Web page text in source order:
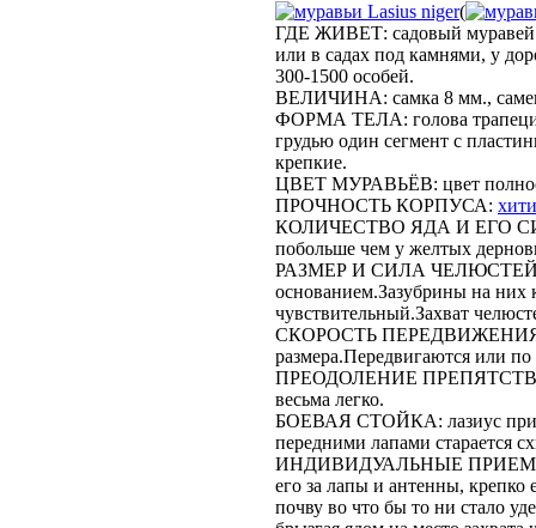
Lasius niger(
ГДЕ ЖИВЕТ: садовый муравей
или в садах под камнями, у
300-1500 особей.
ВЕЛИЧИНА: самка 8 мм.,
ФОРМА ТЕЛА: голова
грудью один сегмент с
крепкие.
ЦВЕТ МУРАВЬЁВ: цвет
ПРОЧНОСТЬ КОРПУСА:
КОЛИЧЕСТВО ЯДА И ЕГО
побольше чем у желтых
РАЗМЕР И СИЛА ЧЕЛЮСТЕЙ:
основанием.Зазубрины на них
чувствительный.Захват
СКОРОСТЬ ПЕРЕДВИЖЕНИЯ: он
размера.Передвигаются или по
ПРЕОДОЛЕНИЕ
весьма легко.
БОЕВАЯ СТОЙКА: лазиус
передними лапами старается
ИНДИВИДУАЛЬНЫЕ ПРИЕМЫ
его за лапы и антенны,
почву во что бы то ни стало